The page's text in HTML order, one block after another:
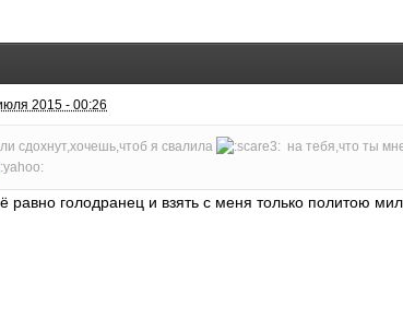
2015 - 00:26
сдохнут,хочешь,чтоб я свалила на тебя,что ты
равно голодранец и взять с меня только политою